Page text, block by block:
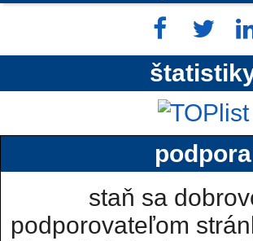
podpora
staň sa
podporovateľom